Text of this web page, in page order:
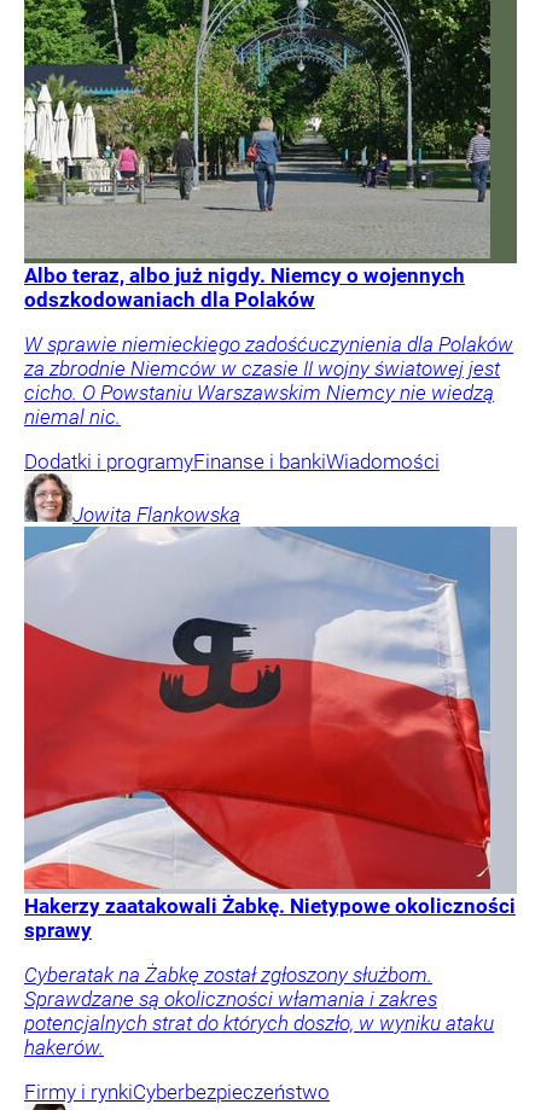
Albo teraz, albo już nigdy. Niemcy o wojennych
odszkodowaniach dla Polaków
W sprawie niemieckiego zadośćuczynienia dla Polaków
za zbrodnie Niemców w czasie II wojny światowej jest
cicho. O Powstaniu Warszawskim Niemcy nie wiedzą
niemal nic.
Dodatki i programyFinanse i bankiWiadomości
Jowita Flankowska
Hakerzy zaatakowali Żabkę. Nietypowe okoliczności
sprawy
Cyberatak na Żabkę został zgłoszony służbom.
Sprawdzane są okoliczności włamania i zakres
potencjalnych strat do których doszło, w wyniku ataku
hakerów.
Firmy i rynkiCyberbezpieczeństwo